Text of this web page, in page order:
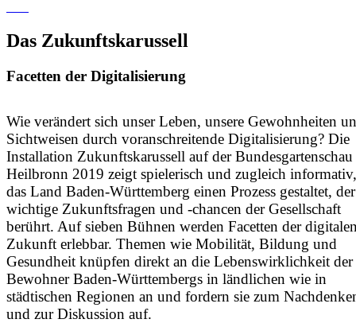
Das Zukunftskarussell
Facetten der Digitalisierung
Wie verändert sich unser Leben, unsere Gewohnheiten
Sichtweisen durch voranschreitende Digitalisierung? Die
Installation Zukunftskarussell auf der Bundesgartenschau
Heilbronn 2019 zeigt spielerisch und zugleich
das Land Baden-Württemberg einen Prozess gestaltet, der
wichtige Zukunftsfragen und -chancen der Gesellschaft
berührt. Auf sieben Bühnen werden Facetten der
Zukunft erlebbar. Themen wie Mobilität, Bildung und
Gesundheit knüpfen direkt an die Lebenswirklichkeit der
Bewohner Baden-Württembergs in ländlichen wie in
städtischen Regionen an und fordern sie zum
und zur Diskussion auf.